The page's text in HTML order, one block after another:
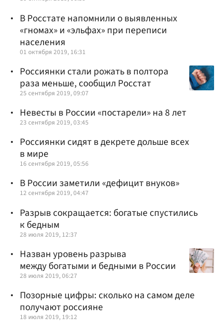
В Росстате напомнили о выявленных
«гномах» и «эльфах» при переписи
населения
01 октября 2019, 16:31
Россиянки стали рожать в полтора
раза меньше, сообщил Росстат
25 сентября 2019, 09:07
Невесты в России «постарели» на 8 лет
23 сентября 2019, 03:45
Россиянки сидят в декрете дольше всех
в мире
16 сентября 2019, 05:56
В России заметили «дефицит внуков»
12 сентября 2019, 04:47
Разрыв сокращается: богатые спустились
к бедным
28 июля 2019, 12:37
Назван уровень разрыва
между богатыми и бедными в России
28 июля 2019, 06:27
Позорные цифры: сколько на самом деле
получают россияне
18 июля 2019, 19:12